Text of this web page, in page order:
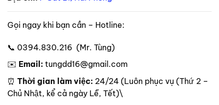
Gọi ngay khi bạn cần – Hotline:
📞 0394.830.216 (Mr. Tùng)
✉️ Email: tungdd16@gmail.com
⏰ Thời gian làm việc: 24/24 (Luôn phục vụ (Thứ 2 –
Chủ Nhật, kể cả ngày Lễ, Tết)\